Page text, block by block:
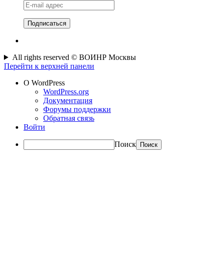
E-
mail
адрес
All rights reserved © ВОИНР Москвы
Перейти к верхней панели
О WordPress
WordPress.org
Документация
Форумы поддержки
Обратная связь
Войти
Поиск